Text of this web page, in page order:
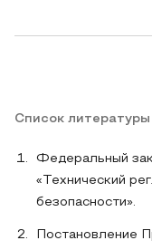
Список литературы
Федеральный
«Технический
безопасности».
Постановление